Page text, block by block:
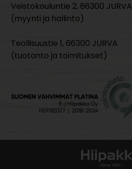
Veistokouluntie 2, 66300 JURVA
(myynti ja hallinto)
Teollisuustie 1, 66300 JURVA
(tuotanto ja toimitukset)